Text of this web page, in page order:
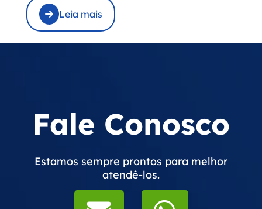
Leia mais
Fale Conosco
Estamos sempre prontos para melhor
atendê-los.